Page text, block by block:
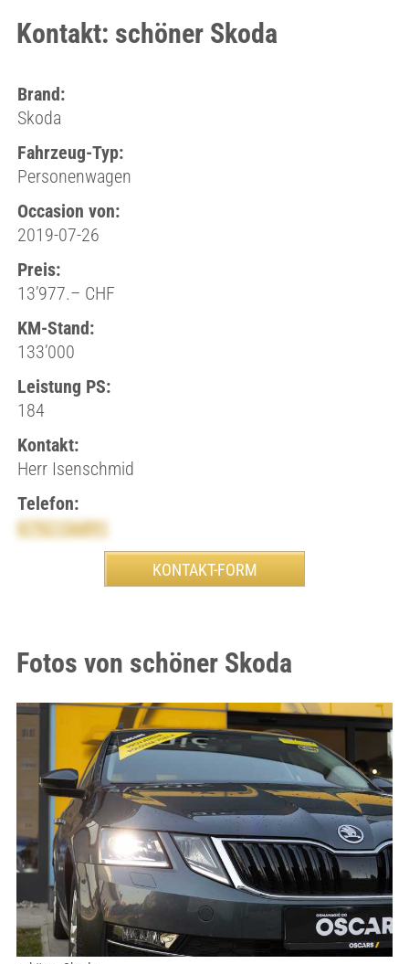
Kontakt: schöner Skoda
Brand:
Skoda
Fahrzeug-Typ:
Personenwagen
Occasion von:
2019-07-26
Preis:
13’977.– CHF
KM-Stand:
133’000
Leistung PS:
184
Kontakt:
Herr Isenschmid
Telefon:
0792156891
Fotos von schöner Skoda